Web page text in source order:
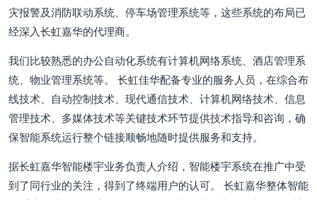
灾报警及消防联动系统、停车场管理系统等，这些系统的布局已
经深入长虹嘉华的代理商。
我们比较熟悉的办公自动化系统有计算机网络系统、酒店管理系
统、物业管理系统等。 长虹佳华配备专业的服务人员，在综合布
线技术、自动控制技术、现代通信技术、计算机网络技术、信息
管理技术、多媒体技术等关键技术环节提供技术指导和咨询，确
保智能系统运行整个链接顺畅地随时提供服务和支持。
据长虹嘉华智能楼宇业务负责人介绍，智能楼宇系统在推广中受
到了同行业的关注，得到了终端用户的认可。 长虹嘉华整体智能